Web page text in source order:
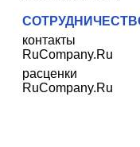
контакты
RuCompany.Ru
расценки
RuCompany.Ru